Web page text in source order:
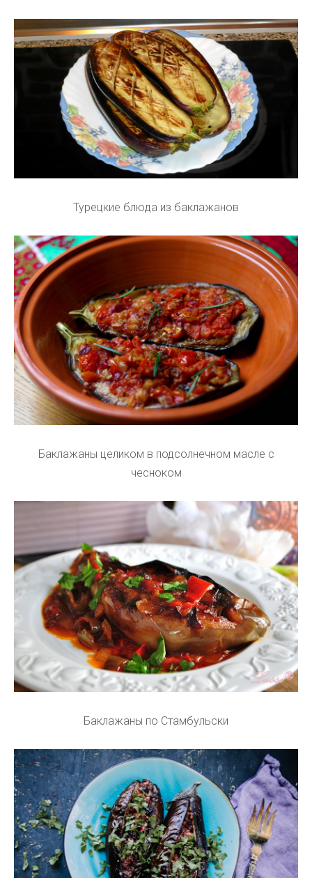
Турецкие блюда из баклажанов
Баклажаны целиком в подсолнечном масле с
чесноком
Баклажаны по Стамбульски